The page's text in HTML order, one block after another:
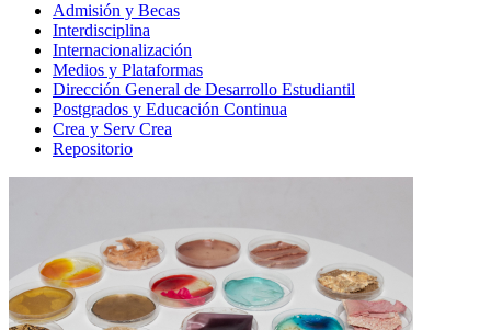
Admisión y Becas
Interdisciplina
Internacionalización
Medios y Plataformas
Dirección General de Desarrollo Estudiantil
Postgrados y Educación Continua
Crea y Serv Crea
Repositorio